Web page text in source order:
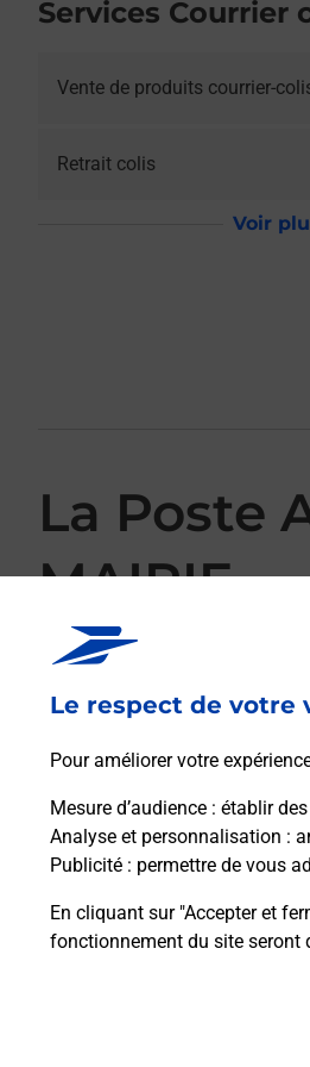
Le respect de votre
Pour améliorer votre
Mesure d’audience : établir
Analyse et personnalisation :
Publicité : permettre de vous
En cliquant sur "Accepter et
fonctionnement du site seront
Services Courrier
Vente de produits courrier-
Retrait colis
Voir
La Poste
MAIRIE
Votre point de contact La Poste
EN BASSIGNY pour répondre
également, sans vous
lettres recommandées, des
quand vous voulez, où vous
Découvrez toutes les